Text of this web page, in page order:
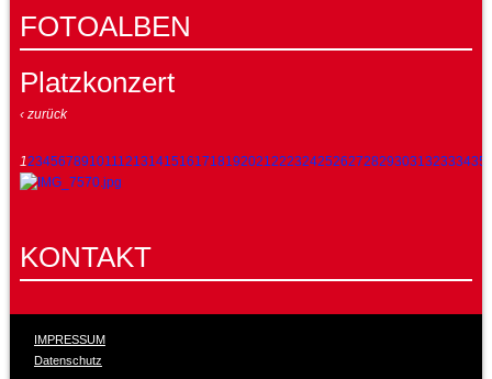
FOTOALBEN
Platzkonzert
‹ zurück
1234567891011121314151617181920212223242526272829303132333435
KONTAKT
IMPRESSUM
Datenschutz